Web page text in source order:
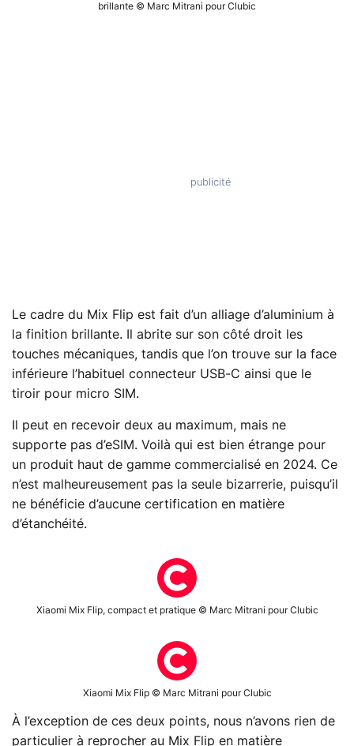
brillante © Marc Mitrani pour Clubic
Le cadre du Mix Flip est fait d’un alliage d’aluminium à
la finition brillante. Il abrite sur son côté droit les
touches mécaniques, tandis que l’on trouve sur la face
inférieure l’habituel connecteur USB-C ainsi que le
tiroir pour micro SIM.
Il peut en recevoir deux au maximum, mais ne
supporte pas d’eSIM. Voilà qui est bien étrange pour
un produit haut de gamme commercialisé en 2024. Ce
n’est malheureusement pas la seule bizarrerie, puisqu’il
ne bénéficie d’aucune certification en matière
d’étanchéité.
Xiaomi Mix Flip, compact et pratique © Marc Mitrani pour Clubic
Xiaomi Mix Flip © Marc Mitrani pour Clubic
À l’exception de ces deux points, nous n’avons rien de
particulier à reprocher au Mix Flip en matière